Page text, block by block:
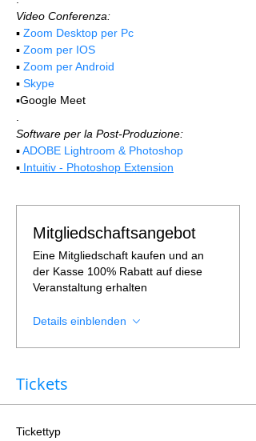
Video Conferenza:
▪️ Zoom Desktop per Pc
▪️ Zoom per IOS
▪️ Zoom per Android
▪️ Skype
▪️Google Meet
Software per la Post-Produzione:
▪️ ADOBE Lightroom & Photoshop
▪️ Intuitiv - Photoshop Extension
Mitgliedschaftsangebot
Eine Mitgliedschaft kaufen und an
der Kasse 100% Rabatt auf diese
Veranstaltung erhalten
Details einblenden
Tickets
Tickettyp